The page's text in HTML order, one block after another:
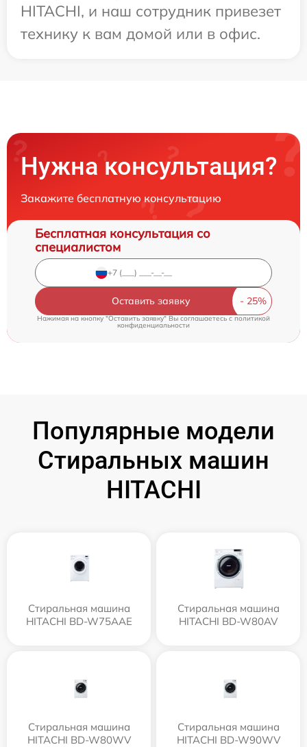
HITACHI, и наш сотрудник привезет
технику к вам домой или в офис.
Нужна консультация?
Закажите бесплатную консультацию
Бесплатная консультация со
специалистом
Оставить заявку
Нажимая на кнопку "Оставить заявку" Вы соглашаетесь cполитикой
конфиденциальности
Популярные модели
Стиральных машин
HITACHI
Стиральная машина
HITACHI BD-W75AAE
Стиральная машина
HITACHI BD-W80AV
Стиральная машина
HITACHI BD-W80WV
Стиральная машина
HITACHI BD-W90WV